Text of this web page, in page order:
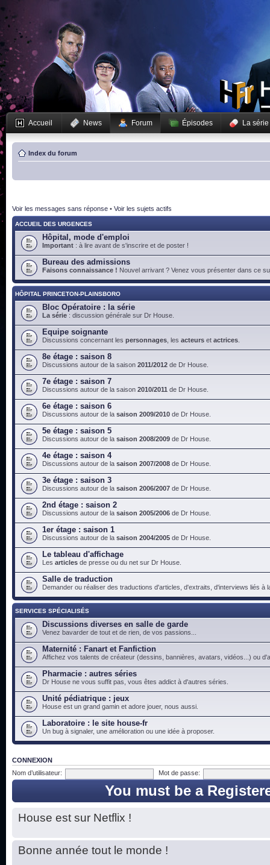
Accueil News Forum Épisodes La série
Index du forum
Voir les messages sans réponse • Voir les sujets actifs
ACCUEIL DES URGENCES
Hôpital, mode d'emploi
Important : à lire avant de s'inscrire et de poster !
Bureau des admissions
Faisons connaissance ! Nouvel arrivant ? Venez vous présenter dans ce
HÔPITAL PRINCETON-PLAINSBORO
Bloc Opératoire : la série
La série : discussion générale sur Dr House.
Equipe soignante
Discussions concernant les personnages , les acteurs et actrices
8e étage : saison 8
Discussions autour de la saison 2011/2012 de Dr House.
7e étage : saison 7
Discussions autour de la saison 2010/2011 de Dr House.
6e étage : saison 6
Discussions autour de la saison 2009/2010 de Dr House.
5e étage : saison 5
Discussions autour de la saison 2008/2009 de Dr House.
4e étage : saison 4
Discussions autour de la saison 2007/2008 de Dr House.
3e étage : saison 3
Discussions autour de la saison 2006/2007 de Dr House.
2nd étage : saison 2
Discussions autour de la saison 2005/2006 de Dr House.
1er étage : saison 1
Discussions autour de la saison 2004/2005 de Dr House.
Le tableau d'affichage
Les articles de presse ou du net sur Dr House.
Salle de traduction
Demander ou réaliser des traductions d'articles, d'extraits, d'interviews liés à
SERVICES SPÉCIALISÉS
Discussions diverses en salle de garde
Venez bavarder de tout et de rien, de vos passions...
Maternité : Fanart et Fanfiction
Affichez vos talents de créateur (dessins, bannières, avatars, vidéos...) ou
Pharmacie : autres séries
Dr House ne vous suffit pas, vous êtes addict à d'autres séries.
Unité pédiatrique : jeux
House est un grand gamin et adore jouer, nous aussi.
Laboratoire : le site house-fr
Un bug à signaler, une amélioration ou une idée à proposer.
CONNEXION
Nom d’utilisateur:
Mot de passe:
You must be a
House est sur Netflix !
Bonne année tout le monde !